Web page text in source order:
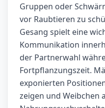
Gruppen oder
vor Raubtieren zu
Gesang spielt eine
Kommunikation
der Partnerwahl
Fortpflanzungszeit.
exponierten
zeigen und Weibchen